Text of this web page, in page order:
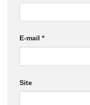
E-mail *
Site